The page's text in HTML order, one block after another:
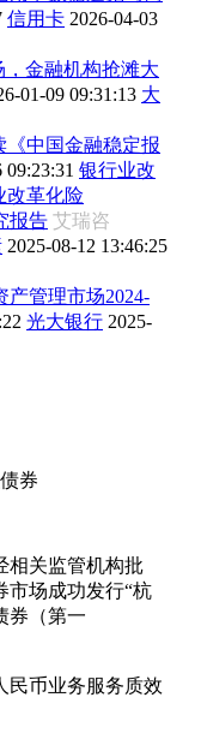
信用卡 2026-04-03
金融机构抢滩大
01-09 09:31:13 大
《中国金融稳定报
09:23:31 银行业改
改革化险
报告 艾瑞咨
2025-08-12 13:46:25
产管理市场2024-
光大银行 2025-
券
相关监管机构批
市场成功发行“杭
券（第一
民币业务服务质效